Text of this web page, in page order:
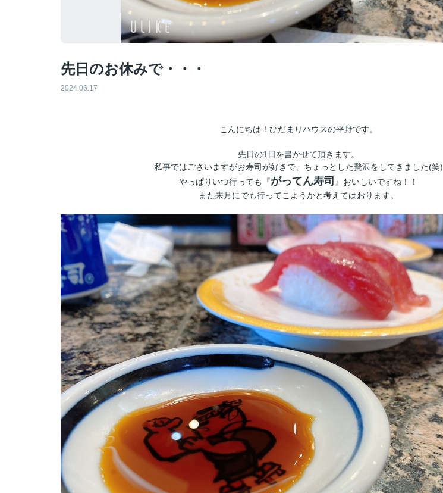
先日のお休みで・・・
2024.06.17
こんにちは！ひだまりハウスの平野です。
先日の1日を書かせて頂きます。
私事ではございますがお寿司が好きで、ちょっとした贅沢をしてきました(笑)
やっぱりいつ行っても『がってん寿司 』おいしいですね！！
また来月にでも行ってこようかと考えてはおります。